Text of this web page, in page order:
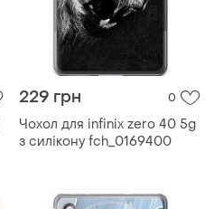
229 грн 0
Чохол для infinix zero 40 5g
з силікону fch_0169400